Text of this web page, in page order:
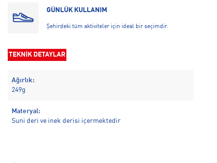
GÜNLÜK KULLANIM
Şehirdeki tüm aktiviteler için ideal bir seçimdir.
TEKNİK DETAYLAR
Ağırlık:
249g
Materyal:
Suni deri ve inek derisi içermektedir